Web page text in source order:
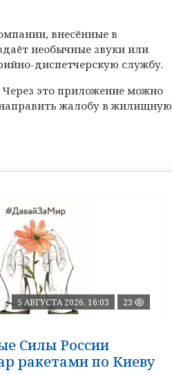
внесённые в
необычные звуки или
диспетчерскую службу.
это приложение можно
направить жалобу в жилищную
5 АВГУСТА 2026, 16:03 23
Силы России
ракетами по Киеву